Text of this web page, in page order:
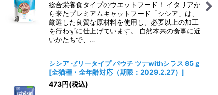
総合栄養食タイプのウエットフード！ イタリアか
ら来たプレミアムキャットフード「シシア」は、
厳選した良質な原材料を使用し、必要以上の加工
を行わずに仕上げています。 自然本来の食事に近
いかたちで、…
シシア ゼリータイプ パウチ ツナwithシラス 85ｇ
[全猫種・全年齢対応（期限：2029.2.27） ]
473円(税込)